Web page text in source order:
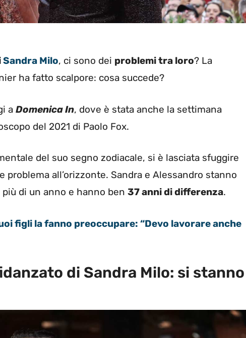
Sandra Milo, ci sono dei problemi tra loro? La
ha fatto scalpore: cosa succede?
a Domenica In, dove è stata anche la settimana
del 2021 di Paolo Fox.
del suo segno zodiacale, si è lasciata sfuggire
problema all’orizzonte. Sandra e Alessandro stanno
di un anno e hanno ben 37 anni di differenza.
figli la fanno preoccupare: “Devo lavorare anche
di Sandra Milo: si stanno